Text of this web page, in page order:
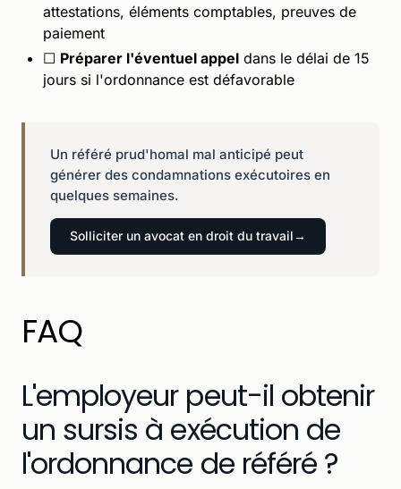
attestations, éléments comptables, preuves de
paiement
☐ Préparer l'éventuel appel dans le délai de 15
jours si l'ordonnance est défavorable
Un référé prud'homal mal anticipé peut
générer des condamnations exécutoires en
quelques semaines.
Solliciter un avocat en droit du travail
FAQ
L'employeur peut-il obtenir
un sursis à exécution de
l'ordonnance de référé ?